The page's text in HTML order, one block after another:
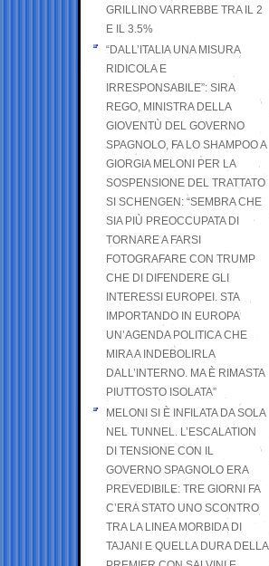
GRILLINO VARREBBE TRA IL 2
E IL 3.5%
“DALL’ITALIA UNA MISURA
RIDICOLA E
IRRESPONSABILE”: SIRA
REGO, MINISTRA DELLA
GIOVENTÙ DEL GOVERNO
SPAGNOLO, FA LO SHAMPOO A
GIORGIA MELONI PER LA
SOSPENSIONE DEL TRATTATO
SI SCHENGEN: “SEMBRA CHE
SIA PIÙ PREOCCUPATA DI
TORNARE A FARSI
FOTOGRAFARE CON TRUMP
CHE DI DIFENDERE GLI
INTERESSI EUROPEI. STA
IMPORTANDO IN EUROPA
UN’AGENDA POLITICA CHE
MIRA A INDEBOLIRLA
DALL’INTERNO. MA È RIMASTA
PIUTTOSTO ISOLATA”
MELONI SI È INFILATA DA SOLA
NEL TUNNEL. L’ESCALATION
DI TENSIONE CON IL
GOVERNO SPAGNOLO ERA
PREVEDIBILE: TRE GIORNI FA
C’ERA STATO UNO SCONTRO
TRA LA LINEA MORBIDA DI
TAJANI E QUELLA DURA DELLA